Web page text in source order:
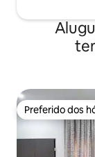
Preferido dos
Preferido dos